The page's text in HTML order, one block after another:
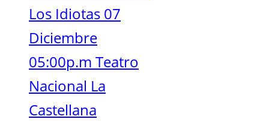
Los Idiotas 07
Diciembre
05:00p.m Teatro
Nacional La
Castellana